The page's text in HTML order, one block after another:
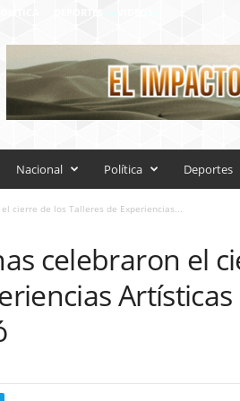
Nacional Política Deportes
cierre de los Talleres de Experiencias...
celebraron el